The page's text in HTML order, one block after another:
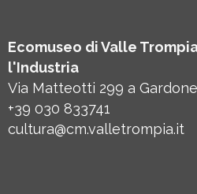
Ecomuseo di Valle
l'Industria
Via Matteotti 299 a
+39 030 833741
cultura@cm.valletrompia.it